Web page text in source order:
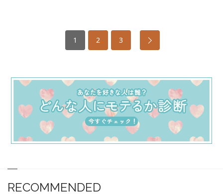
1 2 3
RECOMMENDED